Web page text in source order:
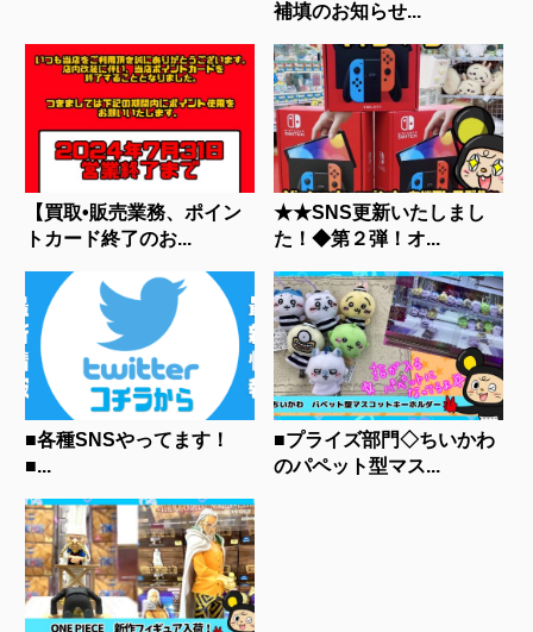
補填のお知らせ...
【買取•販売業務、ポイン
トカード終了のお...
★★SNS更新いたしまし
た！◆第２弾！オ...
■各種SNSやってます！
■...
■プライズ部門◇ちいかわ
のパペット型マス...